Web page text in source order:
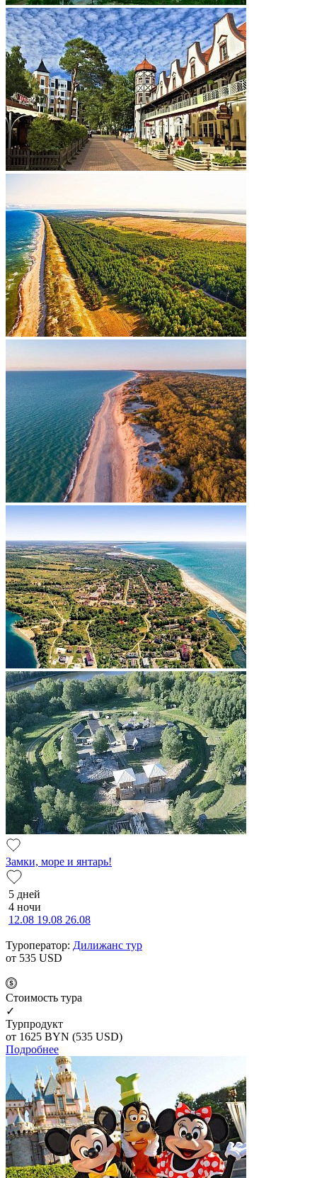
Замки, море и янтарь!
5 дней
4 ночи
12.08 19.08 26.08
Туроператор: Дилижанс тур
от 535 USD
Cтоимость тура
✓
Турпродукт
от 1625 BYN (535 USD)
Подробнее